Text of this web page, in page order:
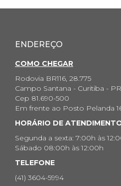
ENDEREÇO
COMO CHEGAR
Rodovia BR116, 28.775
Campo Santana - Curitiba - PR
Cep 81.690-500
Em frente ao Posto Pelanda
HORÁRIO DE
Segunda a sexta: 7:00h às
Sábado 08:00h às 12:00h
TELEFONE
(41) 3604-5994